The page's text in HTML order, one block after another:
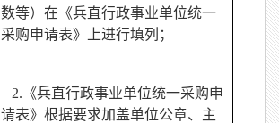
数等）在《兵直行政事业单位统一
采购申请表》上进行填列；
2. 《兵直行政事业单位统一采购申
请表》根据要求加盖单位公章、主